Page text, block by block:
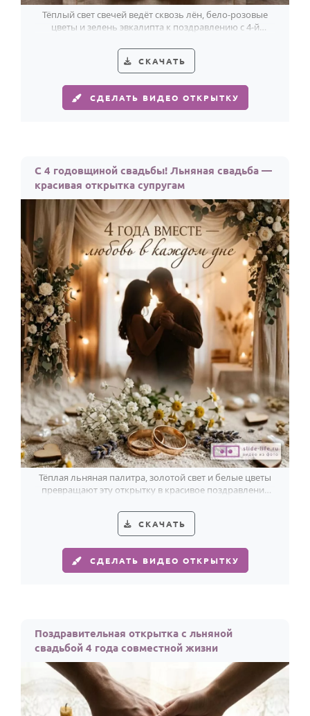
По именам
По годам
Тёплый свет свечей ведёт сквозь лён, бело-розовые
цветы и зелень эвкалипта к поздравлению с 4-й
СКАЧАТЬ
СДЕЛАТЬ ВИДЕО ОТКРЫТКУ
С 4 годовщиной свадьбы! Льняная свадьба —
красивая открытка супругам
Тёплая льняная палитра, золотой свет и белые цветы
превращают эту открытку в красивое поздравление
СКАЧАТЬ
СДЕЛАТЬ ВИДЕО ОТКРЫТКУ
Поздравительная открытка с льняной
свадьбой 4 года совместной жизни